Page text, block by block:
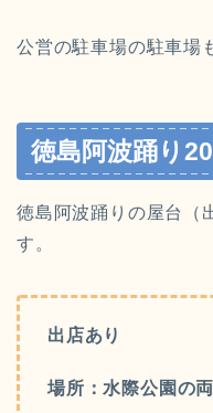
公営の駐車場の駐車場
徳島阿波踊り
徳島阿波踊りの屋台（
す。
出店あり
場所：水際公園の